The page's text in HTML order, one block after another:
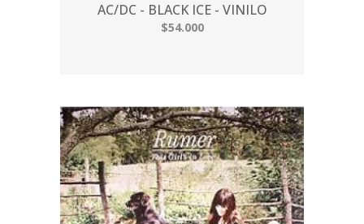
AC/DC - BLACK ICE - VINILO
$54.000